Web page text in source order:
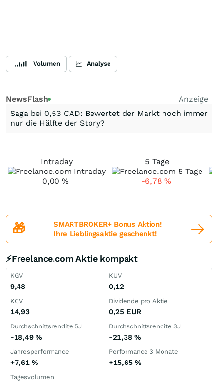
Volumen Analyse
NewsFlash
Anzeige
Saga bei 0,53 CAD: Bewertet der Markt noch immer
nur die Hälfte der Story?
Intraday
0,00 %
5 Tage
-6,78 %
🎁
SMARTBROKER+ Bonus Aktion!
Ihre Lieblingsaktie geschenkt!
⚡Freelance.com Aktie kompakt
KGV
9,48
KUV
0,12
KCV
14,93
Dividende pro Aktie
0,25 EUR
Durchschnittsrendite 5J
-18,49 %
Durchschnittsrendite 3J
-21,38 %
Jahresperformance
+7,61%
Performance 3 Monate
+15,65 %
Tagesvolumen